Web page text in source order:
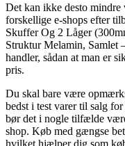
Det kan ikke desto mindre
forskellige e-shops efter
Skuffer Og 2 Låger
Struktur Melamin, Samlet
handler, sådan at man er
pris.
Du skal bare være
bedst i test varer til salg
bør det i nogle tilfælde
shop. Køb med gængse
hvilket hjælper dig som